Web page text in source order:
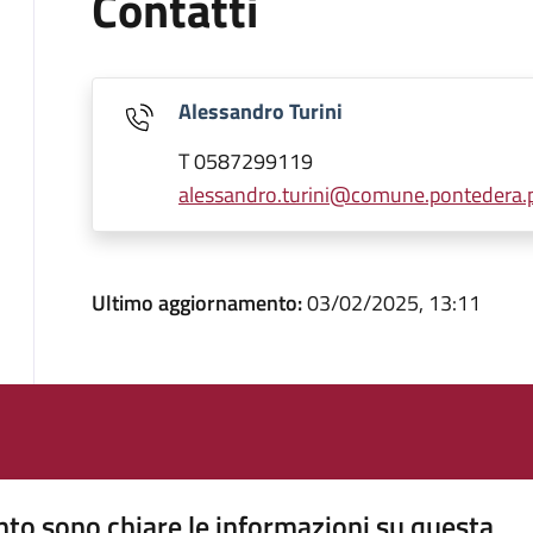
Alessandro Turini
T 0587299119
Ultimo aggiornamento:03/02/2025, 13:11